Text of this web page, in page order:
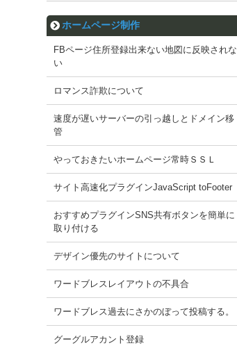
ホームページ制作
FBページ住所登録出来ない地図に反映されな
い
ロマンス詐欺について
速度が遅いサーバーの引っ越しとドメイン移
管
やっておきたいホームページ常時ＳＳＬ
サイト高速化プラグインJavaScript toFooter
おすすめプラグインSNS共有ボタンを簡単に
取り付ける
デザイン優先のサイトについて
ワードブレスレイアウトの不具合
ワードブレス過去にさかのぼって投稿する。
グーグルアカント登録